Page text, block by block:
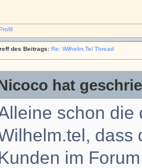
des Beitrags: Re: Wilhelm.Tel Thread
hat
schon die
dass
im